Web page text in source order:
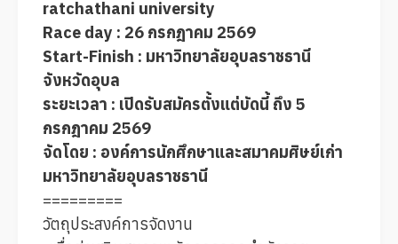
ratchathani university
Race day : 26 กรกฎาคม 2569
Start-Finish : มหาวิทยาลัยอุบลราชธานี
จังหวัดอุบล
ระยะเวลา : เปิดรับสมัครตั้งแต่บัดนี้ ถึง 5
กรกฎาคม 2569
จัดโดย : องค์การนักศึกษาและสมาคมศิษย์เก่า
มหาวิทยาลัยอุบลราชธานี
=========
วัตถุประสงค์การจัดงาน